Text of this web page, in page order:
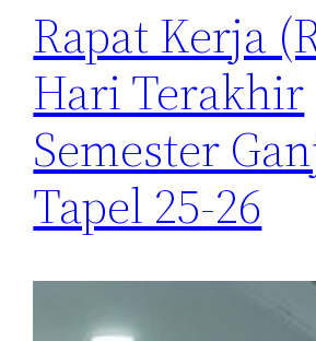
Rapat Kerja
Hari Terakhir
Semester
Tapel 25-26